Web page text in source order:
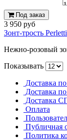
Под заказ
3 950 руб
Зонт-трость
Нежно-розовый
Показывать
Доставка
Доставка
Доставка
Оплата
Публичная
Политика